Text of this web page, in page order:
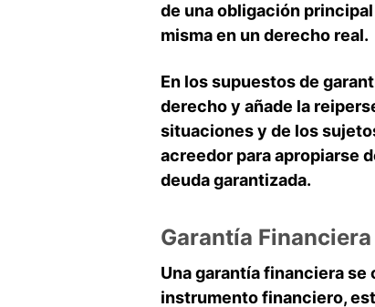
de una obligación
misma en un derecho real.
En los supuestos de
derecho y añade la
situaciones y de los
acreedor para apropiarse
deuda garantizada.
Garantía Financiera
Una garantía financiera
instrumento financiero,